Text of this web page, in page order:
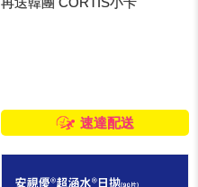
速達配送